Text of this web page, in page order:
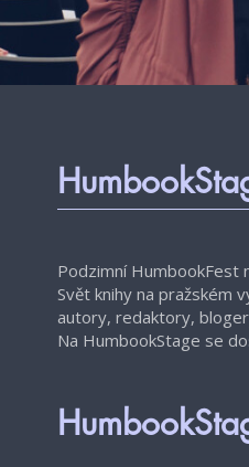
Podzimní HumbookFest
Svět knihy na pražském
autory, redaktory,
Na HumbookStage se